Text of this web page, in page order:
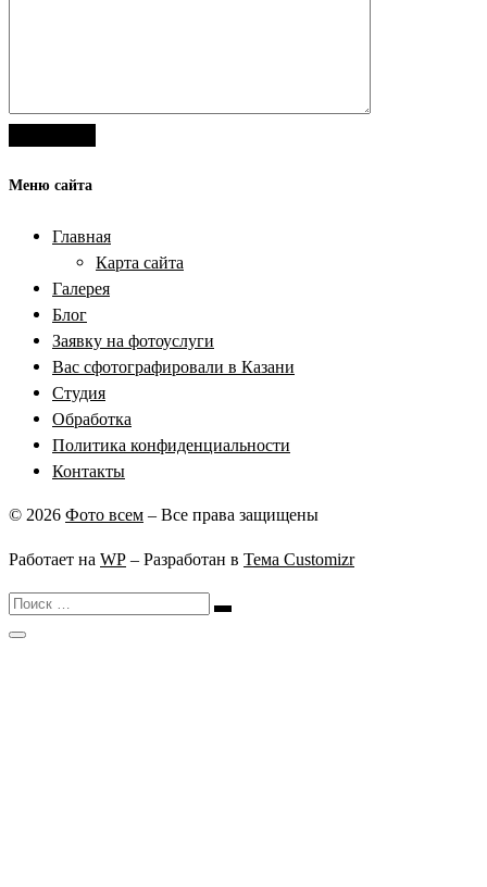
Меню сайта
Главная
Карта сайта
Галерея
Блог
Заявку на фотоуслуги
Вас сфотографировали в Казани
Студия
Обработка
Политика конфиденциальности
Контакты
© 2026 Фото всем – Все права защищены
Работает на WP – Разработан в Тема Customizr
Поиск
Поиск